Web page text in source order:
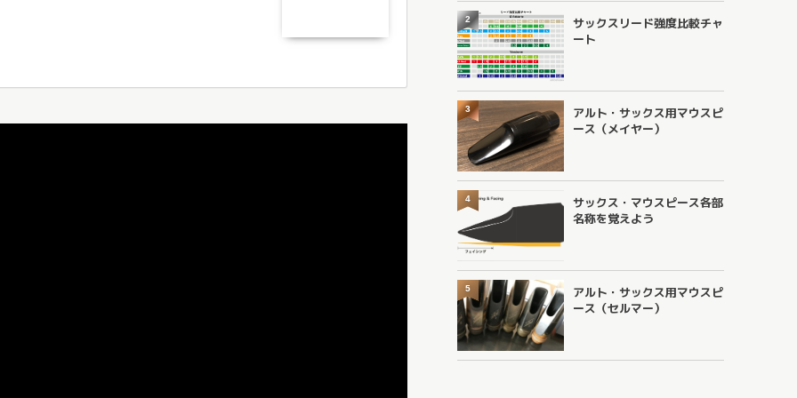
サックスリード強度比較チャ
ート
2
アルト・サックス用マウスピ
ース（メイヤー）
3
サックス・マウスピース各部
名称を覚えよう
4
アルト・サックス用マウスピ
ース（セルマー）
5